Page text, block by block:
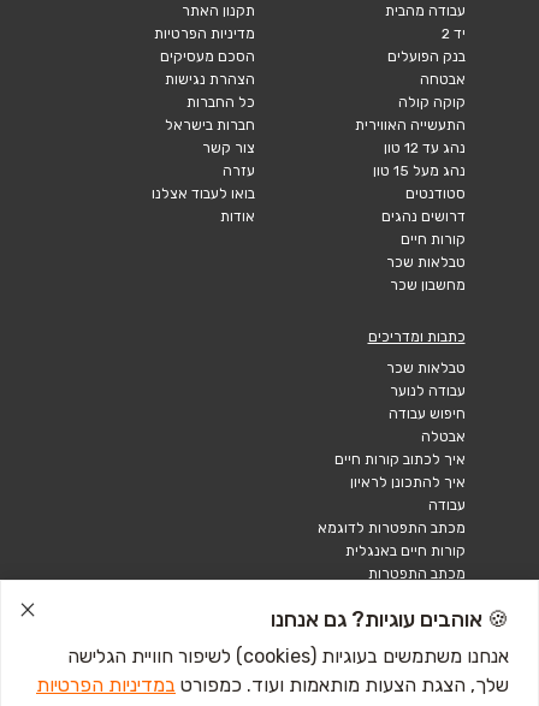
עבודה מהבית
יד 2
בנק הפועלים
אבטחה
קוקה קולה
התעשייה האווירית
נהג עד 12 טון
נהג מעל 15 טון
סטודנטים
דרושים נהגים
קורות חיים
טבלאות שכר
מחשבון שכר
תקנון האתר
מדיניות הפרטיות
הסכם מעסיקים
הצהרת נגישות
כל החברות
חברות בישראל
צור קשר
עזרה
בואו לעבוד אצלנו
אודות
כתבות ומדריכים
טבלאות שכר
עבודה לנוער
חיפוש עבודה
אבטלה
איך לכתוב קורות חיים
איך להתכונן לראיון
עבודה
מכתב התפטרות לדוגמא
קורות חיים באנגלית
מכתב התפטרות
🍪 אוהבים עוגיות? גם אנחנו
אנחנו משתמשים בעוגיות (cookies) לשיפור חוויית הגלישה
שלך, הצגת הצעות מותאמות ועוד. כמפורט במדיניות הפרטיות